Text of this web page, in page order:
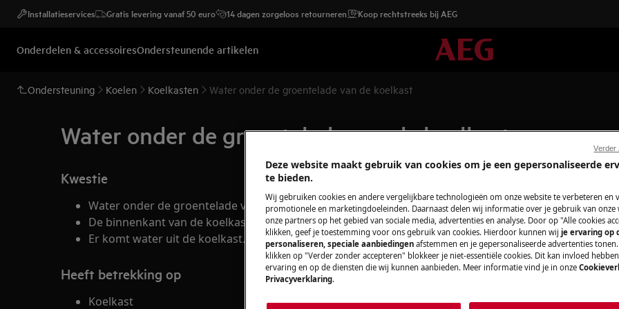
Installatieservices Gratis levering vanaf 50 euro 14 dagen zorgeloos retourneren Koop rechtstreeks bij AEG
Onderdelen & accessoiresOndersteunende artikelen
Ondersteuning Koelen Koelkasten Water onder de groentelade van de koelkast
Water onder de groentelade van de koelkast
Kwestie
Water onder de groentelade van de koelkast.
De binnenkant van de koelkast is nat.
Er komt water uit de koelkast.
Heeft betrekking op
Koelkast
Service-
Dankzij onze
kun je erop
mogelijke
aan jou. We
het hele land
Deze website maakt gebruik van cookies om je een gepersonaliseerde
te bieden.
Wij gebruiken cookies en andere vergelijkbare technologieën om onze website te verbeteren en
promotionele en marketingdoeleinden. Daarnaast delen wij informatie over je gebruik van onze
onze partners op het gebied van sociale media, advertenties en analyse. Door op "Alle cookies
klikken, geef je toestemming voor ons gebruik van cookies. Hierdoor kunnen wij je ervaring op
personaliseren, speciale aanbiedingen afstemmen en je gepersonaliseerde advertenties
klikken op "Verder zonder accepteren" blokkeer je niet-essentiële cookies. Dit kan invloed
ervaring en op de diensten die wij kunnen aanbieden. Meer informatie vind je in onze
Privacyverklaring.
Verder